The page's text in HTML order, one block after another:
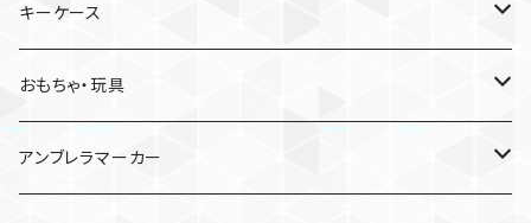
日産
キーケース
MDF材
おもちゃ・玩具
けん玉
アンブレラマーカー